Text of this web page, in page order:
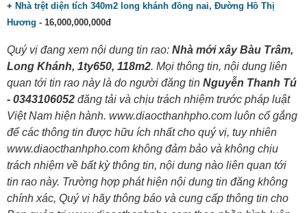
+ Nhà trệt diện tích 340m2 long khánh đồng nai, Đường Hồ Thị
Hương - 16,000,000,000đ
Quý vị đang xem nội dung tin rao: Nhà mới xây Bàu Trâm,
Long Khánh, 1ty650, 118m2. Mọi thông tin, nội dung liên
quan tới tin rao này là do người đăng tin Nguyễn Thanh Tú
- 0343106052 đăng tải và chịu trách nhiệm trước pháp luật
Việt Nam hiện hành. www.diaocthanhpho.com luôn cố gắng
để các thông tin được hữu ích nhất cho quý vị, tuy nhiên
www.diaocthanhpho.com không đảm bảo và không chịu
trách nhiệm về bất kỳ thông tin, nội dung nào liên quan tới
tin rao này. Trường hợp phát hiện nội dung tin đăng không
chính xác, Quý vị hãy thông báo và cung cấp thông tin cho